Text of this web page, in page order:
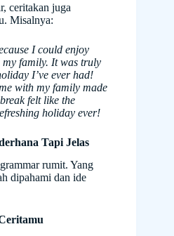
ceritakan juga
Misalnya:
I could enjoy
my family. It was truly
I’ve ever had!
with my family made
felt like the
holiday ever!
Tapi Jelas
rumit. Yang
dipahami dan ide